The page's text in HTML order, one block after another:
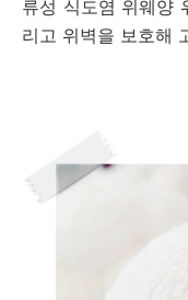
류성 식도염 위웨양
리고 위벽을 보호해